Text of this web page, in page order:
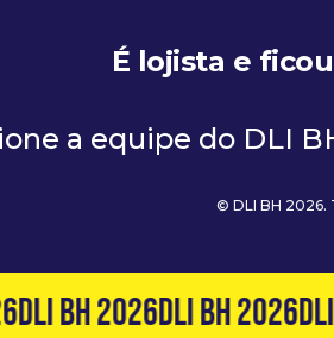
É lojista e
a equipe do DLI
© DLI BH 2026.
DLI BH 2026DLI BH 2026